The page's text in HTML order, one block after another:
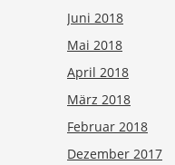
Juni 2018
Mai 2018
April 2018
März 2018
Februar 2018
Dezember 2017